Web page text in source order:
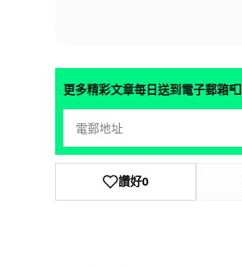
更多精彩文章每日送到電子郵箱📮
讚好0